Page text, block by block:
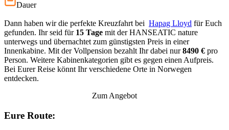
Dauer
Dann haben wir die perfekte Kreuzfahrt bei Hapag Lloyd für Euch
gefunden. Ihr seid für 15 Tage mit der HANSEATIC nature
unterwegs und übernachtet zum günstigsten Preis in einer
Innenkabine. Mit der Vollpension bezahlt Ihr dabei nur8490 € pro
Person. Weitere Kabinenkategorien gibt es gegen einen Aufpreis.
Bei Eurer Reise könnt Ihr verschiedene Orte in Norwegen
entdecken.
Zum Angebot
Eure Route: